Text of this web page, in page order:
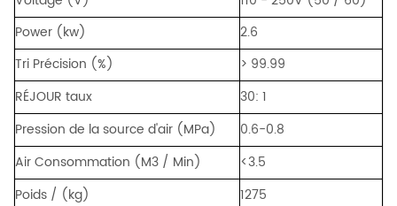
Power (kw)
2.6
Tri Précision (%)
> 99.99
RÉJOUR taux
30: 1
Pression de la source d'air (MPa)
0.6-0.8
Air Consommation (M3 / Min)
<3.5
Poids / (kg)
1275